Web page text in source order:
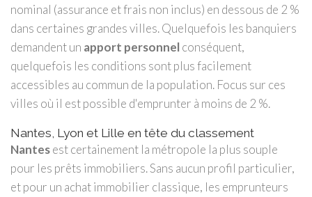
nominal (assurance et frais non inclus) en dessous de 2 %
dans certaines grandes villes. Quelquefois les banquiers
demandent un apport personnelconséquent,
quelquefois les conditions sont plus facilement
accessibles au commun de la population. Focus sur ces
villes où il est possible d'emprunter à moins de 2 %.
Nantes, Lyon et Lille en tête du classement
Nantesest certainement la métropole la plus souple
pour les prêts immobiliers. Sans aucun profil particulier,
et pour un achat immobilier classique, les emprunteurs